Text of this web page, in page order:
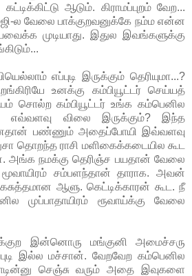
ஆடும். கிராமப்புறம் வேற...
ல வேலை பாக்குறவனுக்கே நம்ம என்ன
முடியாது. இதுல இவங்களுக்கு
எப்புடி இருக்கும் தெரியுமா...?
உனக்கு கம்பியூட்டர் செய்யத்
சொல்ற கம்பியூட்டர் உங்க கம்பெனில
எவ்வளவு விலை இருக்கும்? இந்த
பண்ணும் அதைப்போயி இவ்வளவு
தொறந்த ராசி மளிகைக்கடையில கூட
அங்க நமக்கு தெரிஞ்ச பயதான் வேலை
மூவாயிரம் சம்பளந்தான் தாராக. அவன்
ஆளு. கெட்டிக்காரன் கூட. நீ
முப்பாதாயிரம் ரூவாய்க்கு வேலை
இன்னொரு மங்குனி அமைச்சரு
இல்ல மச்சான். வேறவேற கம்பெனில
செஞ்சு வரும் அதை இவுகளை